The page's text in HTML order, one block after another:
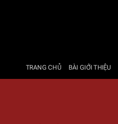
TRANG CHỦ BÀI GIỚI THIỆU